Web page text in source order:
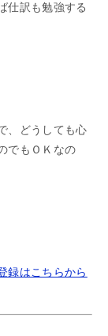
仕訳も勉強する
、どうしても心
でもＯＫなの
録はこちらから